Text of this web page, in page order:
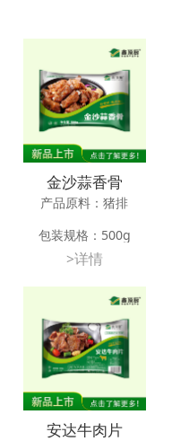
金沙蒜香骨
产品原料：猪排
包装规格：500g
应用方法：油炸
储存条件：-18℃以下冷冻储藏12
>详情
安达牛肉片